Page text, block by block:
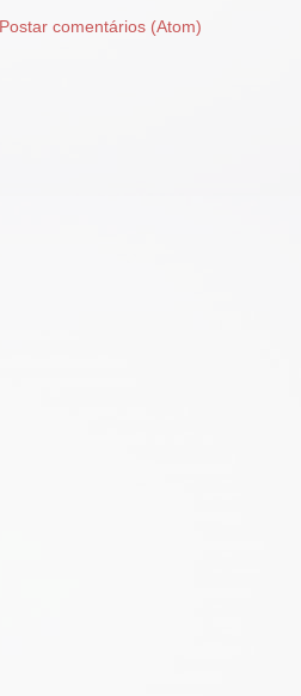
Postar comentários (Atom)